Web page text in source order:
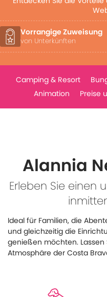
Flexibilität
zu stornieren oder zu
Camping & Resort
Animation
Preise
Alannia
Erleben Sie einen
Ideal für Familien, die
und gleichzeitig die
genießen möchten.
Atmosphäre der Costa